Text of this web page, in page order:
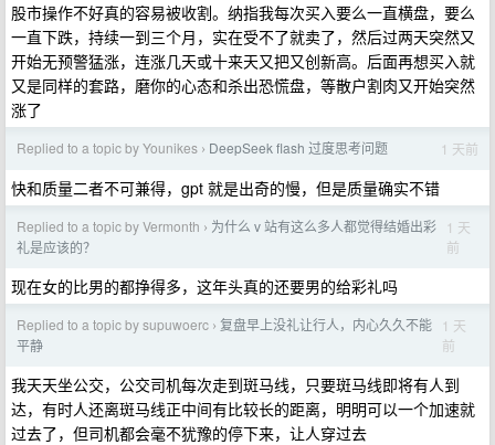
股市操作不好真的容易被收割。纳指我每次买入要么一直横盘，要么
一直下跌，持续一到三个月，实在受不了就卖了，然后过两天突然又
开始无预警猛涨，连涨几天或十来天又把又创新高。后面再想买入就
又是同样的套路，磨你的心态和杀出恐慌盘，等散户割肉又开始突然
涨了
Replied to a topic by Younikes › DeepSeek flash 过度思考问题 1 天前
快和质量二者不可兼得，gpt 就是出奇的慢，但是质量确实不错
Replied to a topic by Vermonth › 为什么 v 站有这么多人都觉得结婚出彩
礼是应该的？
1 天
前
现在女的比男的都挣得多，这年头真的还要男的给彩礼吗
Replied to a topic by supuwoerc › 复盘早上没礼让行人，内心久久不能
平静
1 天
前
我天天坐公交，公交司机每次走到斑马线，只要斑马线即将有人到
达，有时人还离斑马线正中间有比较长的距离，明明可以一个加速就
过去了，但司机都会毫不犹豫的停下来，让人穿过去